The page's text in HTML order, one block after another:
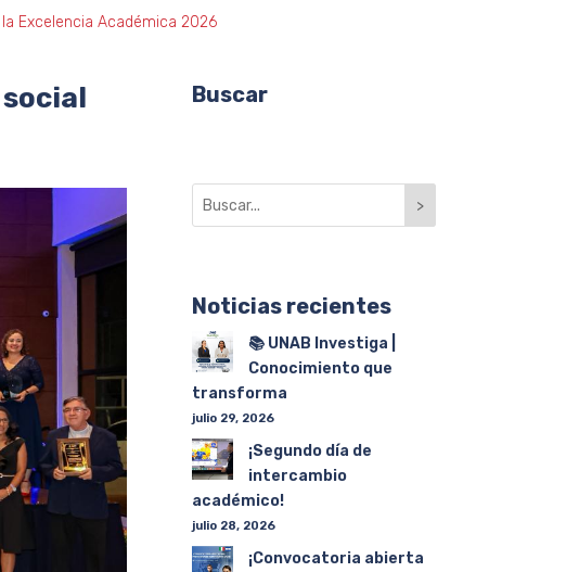
Excelencia Académica 2026
Buscar
>
Noticias recientes
📚 UNAB Investiga |
Conocimiento que
transforma
julio 29, 2026
¡Segundo día de
intercambio
académico!
julio 28, 2026
¡Convocatoria abierta